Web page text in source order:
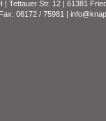
| Tettauer Str. 12 | 61381
06172 / 75981 |